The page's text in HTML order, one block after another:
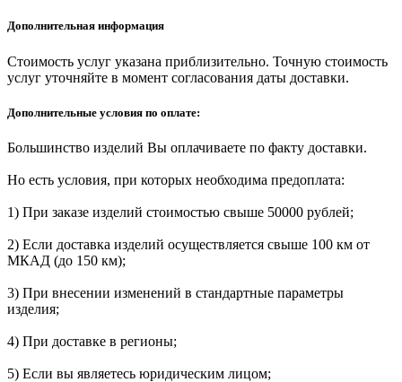
Дополнительная информация
Стоимость услуг указана приблизительно. Точную стоимость
услуг уточняйте в момент согласования даты доставки.
Дополнительные условия по оплате:
Большинство изделий Вы оплачиваете по факту доставки.
Но есть условия, при которых необходима предоплата:
1) При заказе изделий стоимостью свыше 50000 рублей;
2) Если доставка изделий осуществляется свыше 100 км от
МКАД (до 150 км);
3) При внесении изменений в стандартные параметры
изделия;
4) При доставке в регионы;
5) Если вы являетесь юридическим лицом;